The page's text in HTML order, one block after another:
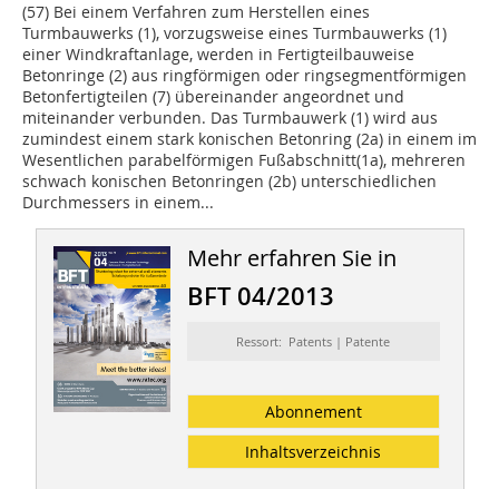
(57) Bei einem Verfahren zum Herstellen eines
Turmbauwerks (1), vorzugsweise eines Turmbauwerks (1)
einer Windkraftanlage, werden in Fertigteilbauweise
Betonringe (2) aus ringförmigen oder ringsegmentförmigen
Betonfertigteilen (7) übereinander angeordnet und
miteinander verbunden. Das Turmbauwerk (1) wird aus
zumindest einem stark konischen Betonring (2a) in einem im
Wesentlichen parabelförmigen Fußabschnitt(1a), mehreren
schwach konischen Betonringen (2b) unterschiedlichen
Durchmessers in einem...
Mehr erfahren Sie in
BFT 04/2013
Ressort: Patents | Patente
Abonnement
Inhaltsverzeichnis